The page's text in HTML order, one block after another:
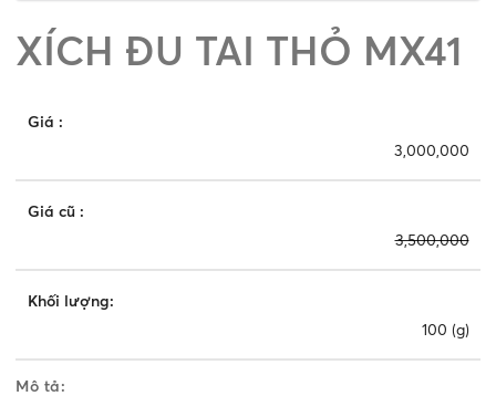
XÍCH ĐU TAI THỎ MX41
Giá :
3,000,000
Giá cũ:
3,500,000
Khối lượng:
100 (g)
Mô tả: